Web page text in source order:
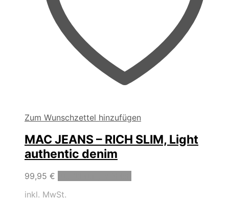
Zum Wunschzettel hinzufügen
MAC JEANS – RICH SLIM, Light
authentic denim
99,95 €
inkl. MwSt.